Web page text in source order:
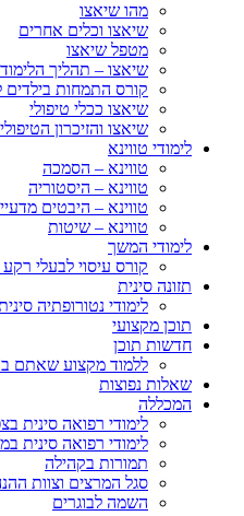
מהו שיאצו
שיאצו וכלים אחרים
מטפל שיאצו
שיאצו – תהליך הלימוד
קורס התמחות בילדים
שיאצו ככלי טיפולי
שיאצו והזיכרון הטיפולי
לימודי טווינא
טווינא – הסמכה
טווינא – היסטוריה
טווינא – היבטים
טווינא – שיטות
לימודי המשך
קורס עיסוי לבעלי
תזונה סינית
לימודי נטורופתיה
תוכן מקצועי
חדשות תוכן
ללמוד מקצוע שאתם
שאלות נפוצות
המכללה
לימודי רפואה סינית
לימודי רפואה סינית
תמורות בקהילה
סגל המרצים וצוות
השמה לבוגרים